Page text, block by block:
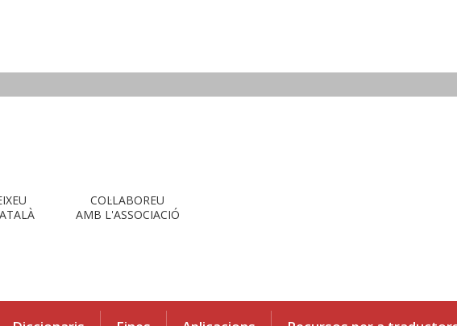
COL·LABOREU
AMB L'ASSOCIACIÓ